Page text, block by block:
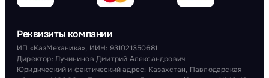
Реквизиты компании
ИП «КазМеханика», ИИН: 931021350681
Директор: Лучининов Дмитрий Александрович
Юридический и фактический адрес: Казахстан, Павлодарская